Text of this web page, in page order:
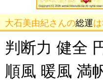
大石美由紀さんの総運
判断力 健全
順風 暖風 満